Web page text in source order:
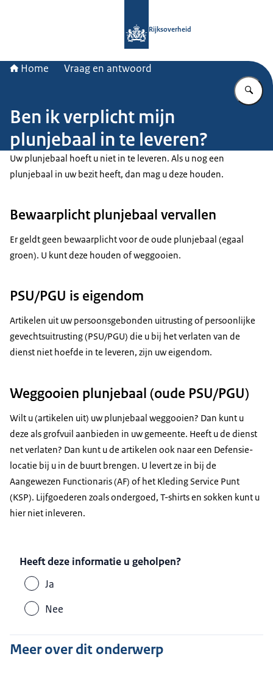
Rijksoverheid
Home Vraag en antwoord
Ben ik verplicht mijn
plunjebaal in te leveren?
Uw plunjebaal hoeft u niet in te leveren. Als u nog een
plunjebaal in uw bezit heeft, dan mag u deze houden.
Bewaarplicht plunjebaal vervallen
Er geldt geen bewaarplicht voor de oude plunjebaal (egaal
groen). U kunt deze houden of weggooien.
PSU/PGU is eigendom
Artikelen uit uw persoonsgebonden uitrusting of persoonlijke
gevechtsuitrusting (PSU/PGU) die u bij het verlaten van de
dienst niet hoefde in te leveren, zijn uw eigendom.
Weggooien plunjebaal (oude PSU/PGU)
Wilt u (artikelen uit) uw plunjebaal weggooien? Dan kunt u
deze als grofvuil aanbieden in uw gemeente. Heeft u de dienst
net verlaten? Dan kunt u de artikelen ook naar een Defensie-
locatie bij u in de buurt brengen. U levert ze in bij de
Aangewezen Functionaris (AF) of het Kleding Service Punt
(KSP). Lijfgoederen zoals ondergoed, T-shirts en sokken kunt u
hier niet inleveren.
Heeft deze informatie u geholpen?
Ja
Nee
Meer over dit onderwerp